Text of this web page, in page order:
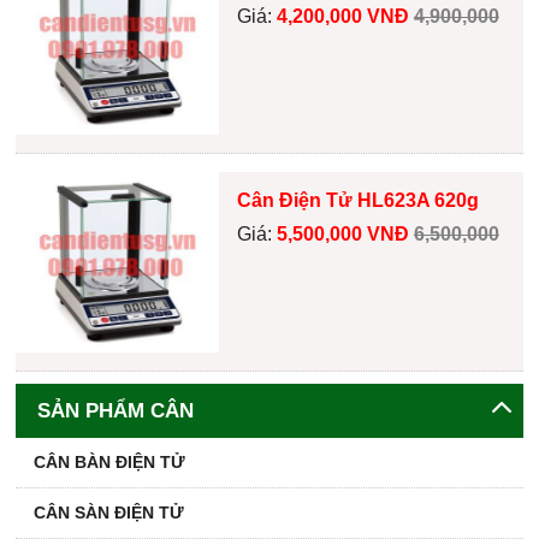
Giá: 4,200,000 VNĐ 4,900,000
Cân Điện Tử HL623A 620g
Giá: 5,500,000 VNĐ 6,500,000
SẢN PHẨM CÂN
CÂN BÀN ĐIỆN TỬ
CÂN SÀN ĐIỆN TỬ